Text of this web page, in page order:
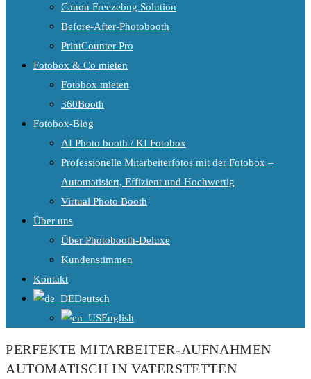
Canon Freezebug Solution
Before-After-Photobooth
PrintCounter Pro
Fotobox & Co mieten
Fotobox mieten
360Booth
Fotobox-Blog
AI Photo booth / KI Fotobox
Professionelle Mitarbeiterfotos mit der Fotobox –
Automatisiert, Effizient und Hochwertig
Virtual Photo Booth
Über uns
Über Photobooth-Deluxe
Kundenstimmen
Kontakt
Deutsch
English
PERFEKTE MITARBEITER-AUFNAHMEN
AUTOMATISCH IN VATERSTETTEN